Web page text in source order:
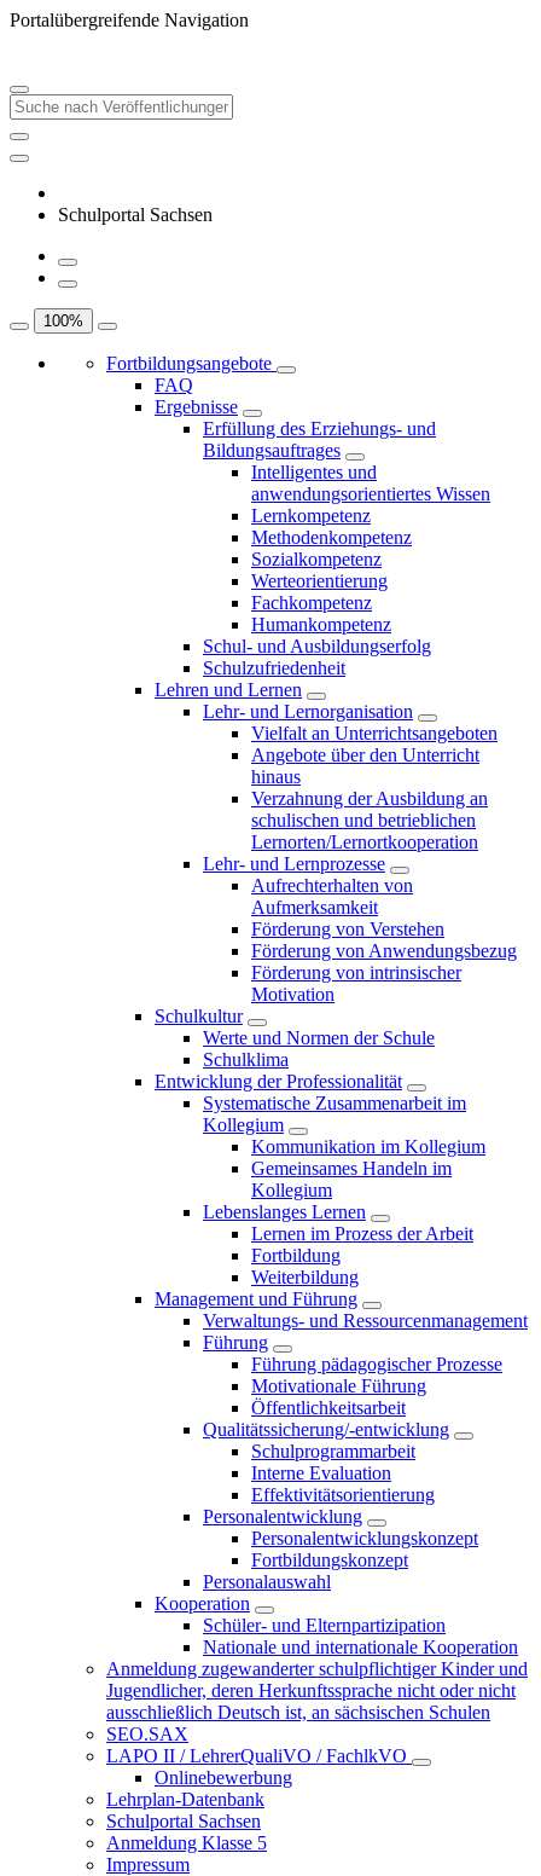
Portalübergreifende Navigation
Schulportal Sachsen
100%
Fortbildungsangebote
FAQ
Ergebnisse
Erfüllung des Erziehungs- und
Bildungsauftrages
Intelligentes und
anwendungsorientiertes Wissen
Lernkompetenz
Methodenkompetenz
Sozialkompetenz
Werteorientierung
Fachkompetenz
Humankompetenz
Schul- und Ausbildungserfolg
Schulzufriedenheit
Lehren und Lernen
Lehr- und Lernorganisation
Vielfalt an Unterrichtsangeboten
Angebote über den Unterricht
hinaus
Verzahnung der Ausbildung an
schulischen und betrieblichen
Lernorten/Lernortkooperation
Lehr- und Lernprozesse
Aufrechterhalten von
Aufmerksamkeit
Förderung von Verstehen
Förderung von Anwendungsbezug
Förderung von intrinsischer
Motivation
Schulkultur
Werte und Normen der Schule
Schulklima
Entwicklung der Professionalität
Systematische Zusammenarbeit im
Kollegium
Kommunikation im Kollegium
Gemeinsames Handeln im
Kollegium
Lebenslanges Lernen
Lernen im Prozess der Arbeit
Fortbildung
Weiterbildung
Management und Führung
Verwaltungs- und Ressourcenmanagement
Führung
Führung pädagogischer Prozesse
Motivationale Führung
Öffentlichkeitsarbeit
Qualitätssicherung/-entwicklung
Schulprogrammarbeit
Interne Evaluation
Effektivitätsorientierung
Personalentwicklung
Personalentwicklungskonzept
Fortbildungskonzept
Personalauswahl
Kooperation
Schüler- und Elternpartizipation
Nationale und internationale Kooperation
Anmeldung zugewanderter schulpflichtiger Kinder und
Jugendlicher, deren Herkunftssprache nicht oder nicht
ausschließlich Deutsch ist, an sächsischen Schulen
SEO.SAX
LAPO II / LehrerQualiVO / FachlkVO
Onlinebewerbung
Lehrplan-Datenbank
Schulportal Sachsen
Anmeldung Klasse 5
Impressum